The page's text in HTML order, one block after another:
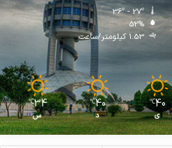
36º - 27º
52%
1.53 کیلومتر/ساعت
40
℃
ی
40
℃
د
34
℃
س